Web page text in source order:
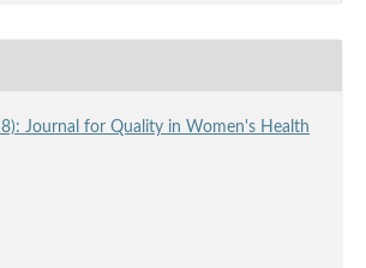
Journal for Quality in Women's Health